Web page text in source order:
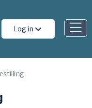
Log in
Å
n